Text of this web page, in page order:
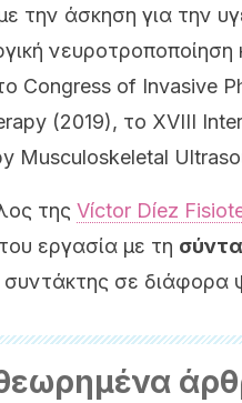
την άσκηση για την
Congress of Invasive
(2019), το XVIII
Musculoskeletal
της Víctor Díez
εργασία με τη
συντάκτης σε διάφορα